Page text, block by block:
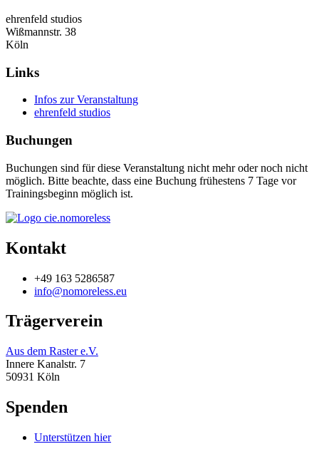
ehrenfeld studios
Wißmannstr. 38
Köln
Links
Infos zur Veranstaltung
ehrenfeld studios
Buchungen
Buchungen sind für diese Veranstaltung nicht mehr oder noch nicht
möglich. Bitte beachte, dass eine Buchung frühestens 7 Tage vor
Trainingsbeginn möglich ist.
Kontakt
+49 163 5286587
info@nomoreless.eu
Trägerverein
Aus dem Raster e.V.
Innere Kanalstr. 7
50931 Köln
Spenden
Unterstützen hier